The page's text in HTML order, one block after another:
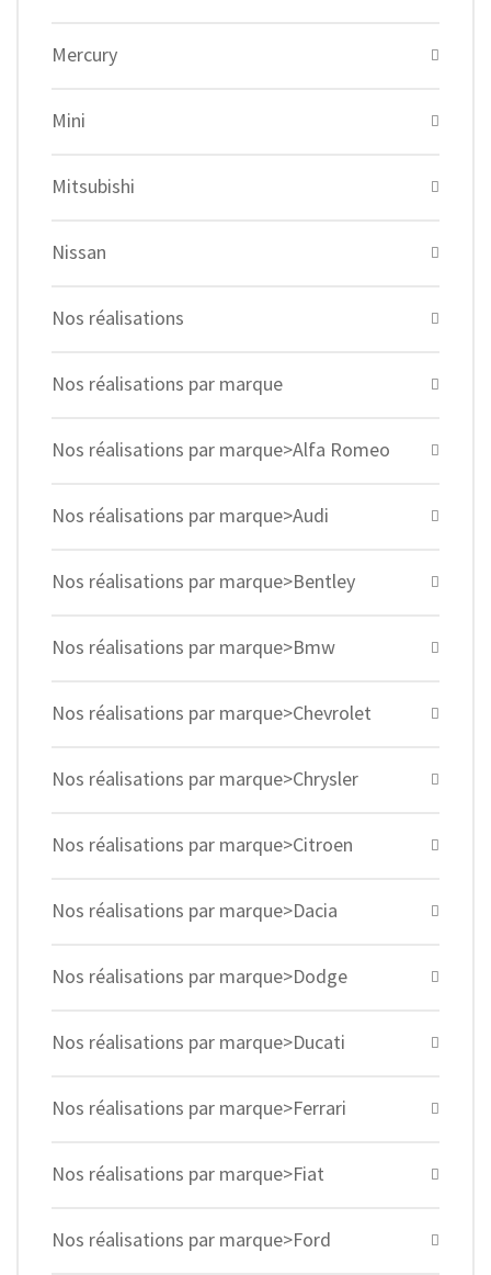
Mercury
Mini
Mitsubishi
Nissan
Nos réalisations
Nos réalisations par marque
Nos réalisations par marque>Alfa Romeo
Nos réalisations par marque>Audi
Nos réalisations par marque>Bentley
Nos réalisations par marque>Bmw
Nos réalisations par marque>Chevrolet
Nos réalisations par marque>Chrysler
Nos réalisations par marque>Citroen
Nos réalisations par marque>Dacia
Nos réalisations par marque>Dodge
Nos réalisations par marque>Ducati
Nos réalisations par marque>Ferrari
Nos réalisations par marque>Fiat
Nos réalisations par marque>Ford